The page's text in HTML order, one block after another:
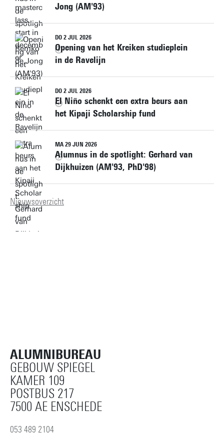
Jong (AM'93)
DO 2 JUL 2026
Opening van het Kreiken studieplein
in de Ravelijn
DO 2 JUL 2026
El Niño schenkt een extra beurs aan
het Kipaji Scholarship fund
MA 29 JUN 2026
Alumnus in de spotlight: Gerhard van
Dijkhuizen (AM'93, PhD'98)
Nieuwsoverzicht
ALUMNIBUREAU
GEBOUW SPIEGEL
KAMER 109
POSTBUS 217
7500 AE ENSCHEDE
053 489 2104